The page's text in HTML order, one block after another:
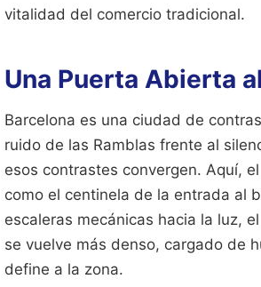
vitalidad del comercio tradicional.
Una Puerta Abierta
Barcelona es una ciudad de
ruido de las Ramblas frente al
esos contrastes convergen. Aquí,
como el centinela de la entrada al
escaleras mecánicas hacia la luz,
se vuelve más denso, cargado de
define a la zona.